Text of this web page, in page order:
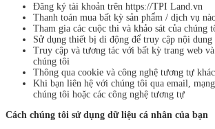
Đăng ký tài khoản trên https://TPI Land.vn
Thanh toán mua bất kỳ sản phẩm / dịch vụ
Tham gia các cuộc thi và khảo sát của chúng
Sử dụng thiết bị di động để truy cập nội dung
Truy cập và tương tác với bất kỳ trang web
chúng tôi
Thông qua cookie và công nghệ tương tự khác
Khi bạn liên hệ với chúng tôi qua email,
chúng tôi hoặc các công nghệ tương tự
Cách chúng tôi sử dụng dữ liệu cá nhân của bạn